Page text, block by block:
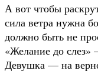
А вот чтобы
сила ветра нужна
должно быть не
«Желание до
Девушка — на